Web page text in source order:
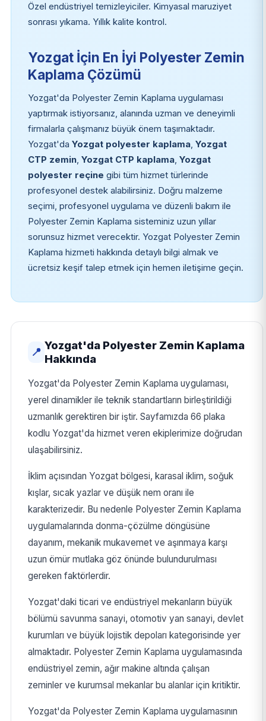
Özel endüstriyel temizleyiciler. Kimyasal maruziyet
sonrası yıkama. Yıllık kalite kontrol.
Yozgat İçin En İyi Polyester Zemin
Kaplama Çözümü
Yozgat'da Polyester Zemin Kaplama uygulaması
yaptırmak istiyorsanız, alanında uzman ve deneyimli
firmalarla çalışmanız büyük önem taşımaktadır.
Yozgat'da Yozgat polyester kaplama, Yozgat
CTP zemin, Yozgat CTP kaplama, Yozgat
polyester reçine gibi tüm hizmet türlerinde
profesyonel destek alabilirsiniz. Doğru malzeme
seçimi, profesyonel uygulama ve düzenli bakım ile
Polyester Zemin Kaplama sisteminiz uzun yıllar
sorunsuz hizmet verecektir. Yozgat Polyester Zemin
Kaplama hizmeti hakkında detaylı bilgi almak ve
ücretsiz keşif talep etmek için hemen iletişime geçin.
📍
Yozgat'da Polyester Zemin Kaplama
Hakkında
Yozgat'da Polyester Zemin Kaplama uygulaması,
yerel dinamikler ile teknik standartların birleştirildiği
uzmanlık gerektiren bir iştir. Sayfamızda 66 plaka
kodlu Yozgat'da hizmet veren ekiplerimize doğrudan
ulaşabilirsiniz.
İklim açısından Yozgat bölgesi, karasal iklim, soğuk
kışlar, sıcak yazlar ve düşük nem oranı ile
karakterizedir. Bu nedenle Polyester Zemin Kaplama
uygulamalarında donma-çözülme döngüsüne
dayanım, mekanik mukavemet ve aşınmaya karşı
uzun ömür mutlaka göz önünde bulundurulması
gereken faktörlerdir.
Yozgat'daki ticari ve endüstriyel mekanların büyük
bölümü savunma sanayi, otomotiv yan sanayi, devlet
kurumları ve büyük lojistik depoları kategorisinde yer
almaktadır. Polyester Zemin Kaplama uygulamasında
endüstriyel zemin, ağır makine altında çalışan
zeminler ve kurumsal mekanlar bu alanlar için kritiktir.
Yozgat'da Polyester Zemin Kaplama uygulamasının